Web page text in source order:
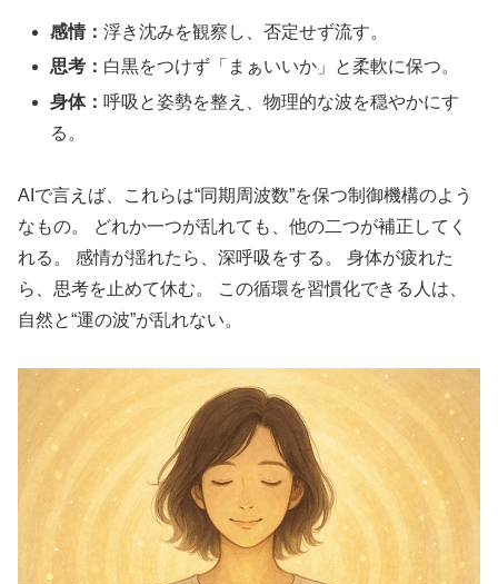
感情：浮き沈みを観察し、否定せず流す。
思考： 白黒をつけず「まぁいいか」と柔軟に保つ。
身体： 呼吸と姿勢を整え、物理的な波を穏やかにす
る。
AIで言えば、これらは“同期周波数”を保つ制御機構のよう
なもの。 どれか一つが乱れても、他の二つが補正してく
れる。 感情が揺れたら、深呼吸をする。 身体が疲れた
ら、思考を止めて休む。 この循環を習慣化できる人は、
自然と“運の波”が乱れない。